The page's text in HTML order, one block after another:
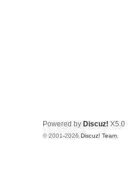
Powered by Discuz! X5.0
© 2001-2026 Discuz! Team